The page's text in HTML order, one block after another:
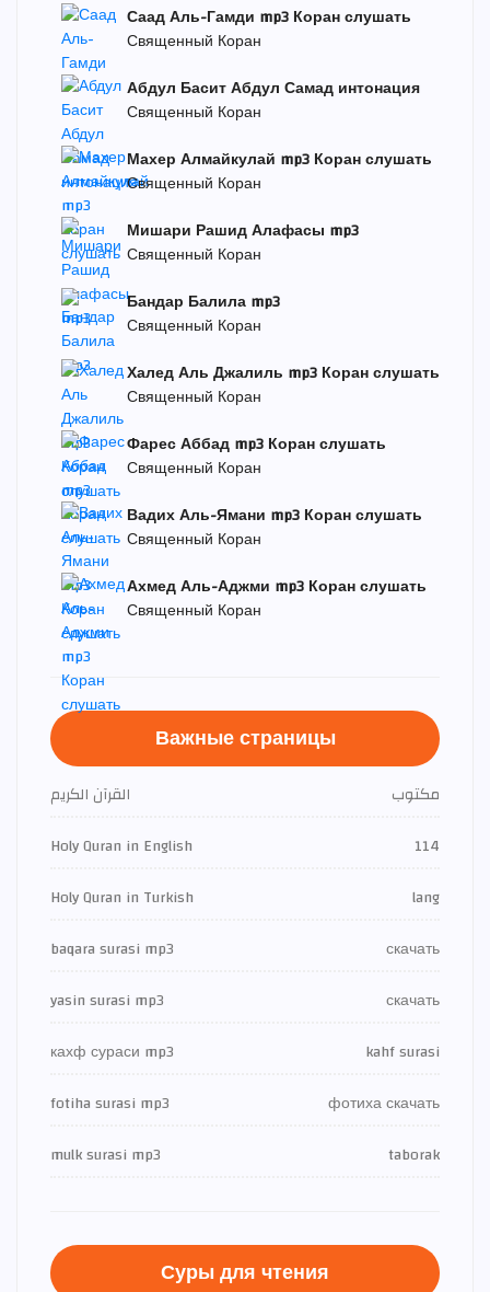
Саад Аль-Гамди mp3 Коран слушать
Священный Коран
Абдул Басит Абдул Самад интонация
Священный Коран
Махер Алмайкулай mp3 Коран слушать
Священный Коран
Мишари Рашид Алафасы mp3
Священный Коран
Бандар Балила mp3
Священный Коран
Халед Аль Джалиль mp3 Коран слушать
Священный Коран
Фарес Аббад mp3 Коран слушать
Священный Коран
Вадих Аль-Ямани mp3 Коран слушать
Священный Коран
Ахмед Аль-Аджми mp3 Коран слушать
Священный Коран
Важные страницы
القرآن الكريم
مكتوب
Holy Quran in English
114
Holy Quran in Turkish
lang
baqara surasi mp3
скачать
yasin surasi mp3
скачать
кахф сураси mp3
kahf surasi
fotiha surasi mp3
фотиха скачать
mulk surasi mp3
taborak
Суры для чтения